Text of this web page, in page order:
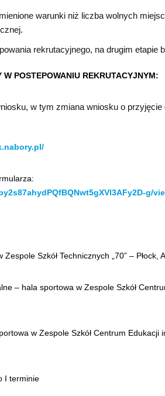
warunki niż liczba wolnych
rekrutacyjnego, na drugim etapie
W POSTEPOWANIU REKRUTACYJNYM:
w tym zmiana wniosku o
g/
Szkół Technicznych „70” – Płock,
– hala sportowa w Zespole Szkół
w Zespole Szkół Centrum Edukacji
I terminie